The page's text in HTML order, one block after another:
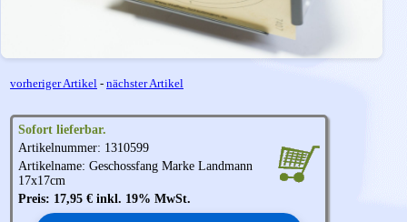
vorheriger Artikel - nächster Artikel
Sofort lieferbar.
Artikelnummer: 1310599
Artikelname: Geschossfang Marke Landmann
17x17cm
Preis: 17,95 € inkl. 19% MwSt.